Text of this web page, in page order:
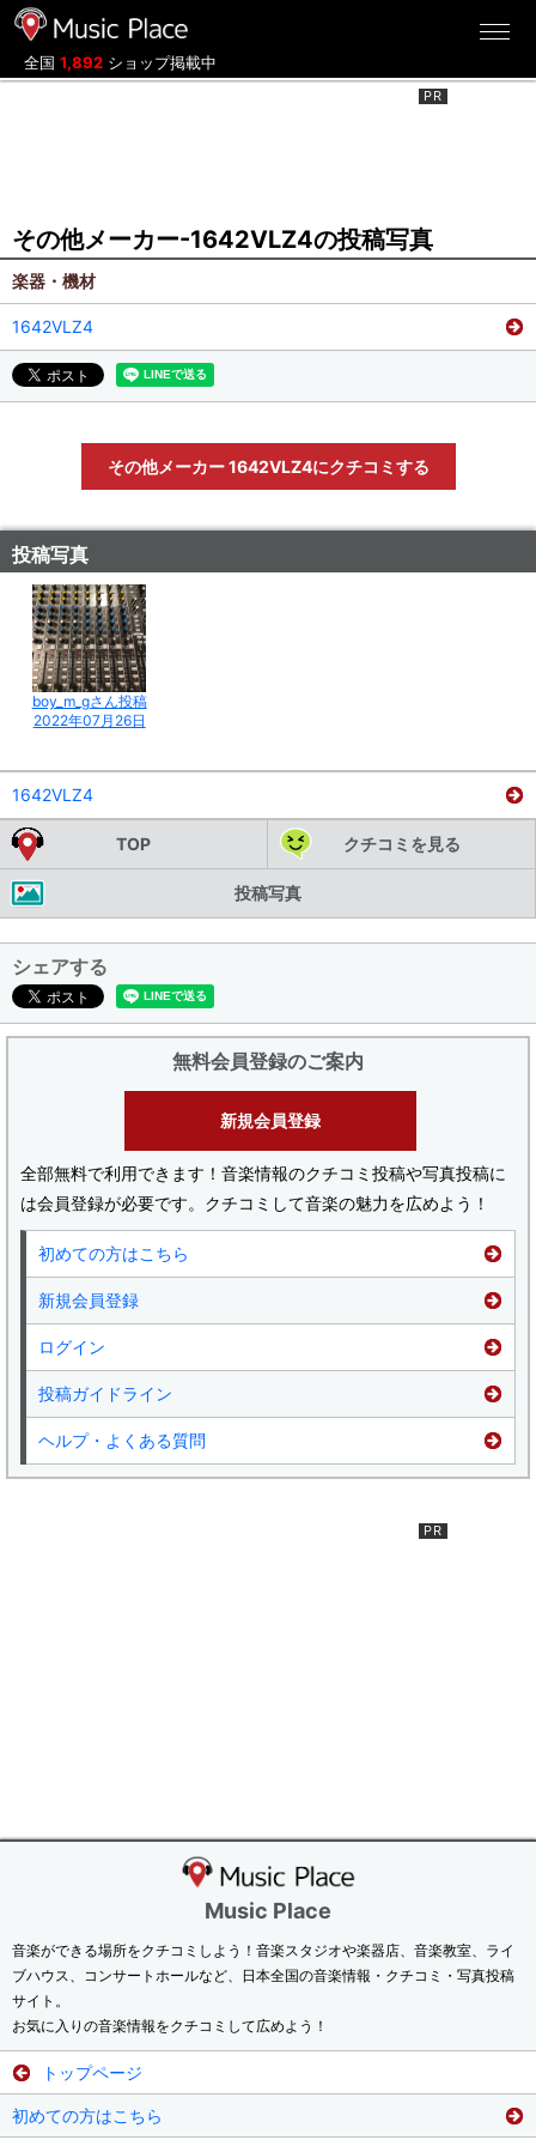
全国 1,892 ショップ掲載中
その他メーカー-1642VLZ4の投稿写真
楽器・機材
1642VLZ4
その他メーカー 1642VLZ4にクチコミする
投稿写真
boy_m_gさん投稿
2022年07月26日
1642VLZ4
TOP クチコミを見る
投稿写真
シェアする
無料会員登録のご案内
新規会員登録
全部無料で利用できます！音楽情報のクチコミ投稿や写真投稿に
は会員登録が必要です。クチコミして音楽の魅力を広めよう！
初めての方はこちら
新規会員登録
ログイン
投稿ガイドライン
ヘルプ・よくある質問
Music Place
音楽ができる場所をクチコミしよう！音楽スタジオや楽器店、音楽教室、ライ
ブハウス、コンサートホールなど、日本全国の音楽情報・クチコミ・写真投稿
サイト。
お気に入りの音楽情報をクチコミして広めよう！
トップページ
初めての方はこちら